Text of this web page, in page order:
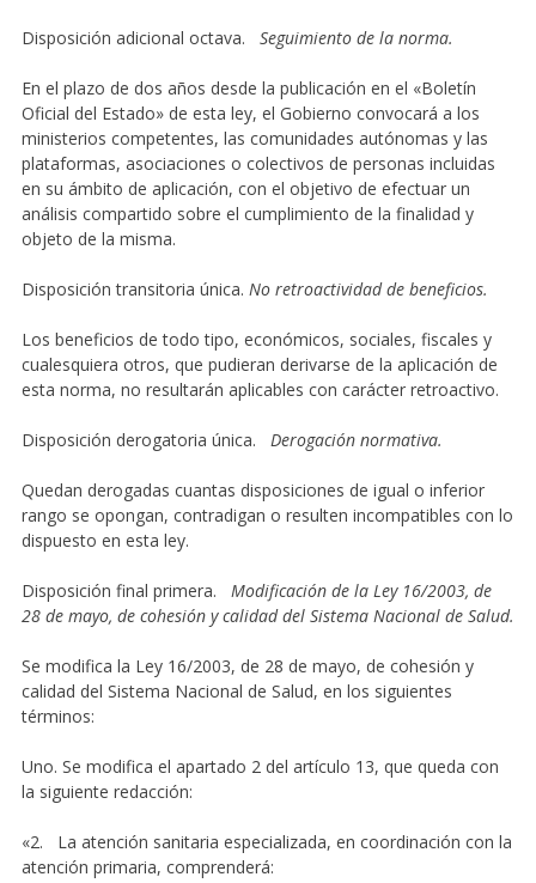
Disposición adicional octava. Seguimiento de la norma.
En el plazo de dos años desde la publicación en el «Boletín
Oficial del Estado» de esta ley, el Gobierno convocará a los
ministerios competentes, las comunidades autónomas y las
plataformas, asociaciones o colectivos de personas incluidas
en su ámbito de aplicación, con el objetivo de efectuar un
análisis compartido sobre el cumplimiento de la finalidad y
objeto de la misma.
Disposición transitoria única. No retroactividad de beneficios.
Los beneficios de todo tipo, económicos, sociales, fiscales y
cualesquiera otros, que pudieran derivarse de la aplicación de
esta norma, no resultarán aplicables con carácter retroactivo.
Disposición derogatoria única. Derogación normativa.
Quedan derogadas cuantas disposiciones de igual o inferior
rango se opongan, contradigan o resulten incompatibles con lo
dispuesto en esta ley.
Disposición final primera. Modificación de la Ley 16/2003, de
28 de mayo, de cohesión y calidad del Sistema Nacional de Salud.
Se modifica la Ley 16/2003, de 28 de mayo, de cohesión y
calidad del Sistema Nacional de Salud, en los siguientes
términos:
Uno. Se modifica el apartado 2 del artículo 13, que queda con
la siguiente redacción:
«2. La atención sanitaria especializada, en coordinación con la
atención primaria, comprenderá: